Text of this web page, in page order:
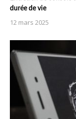
durée de vie
12 mars 2025